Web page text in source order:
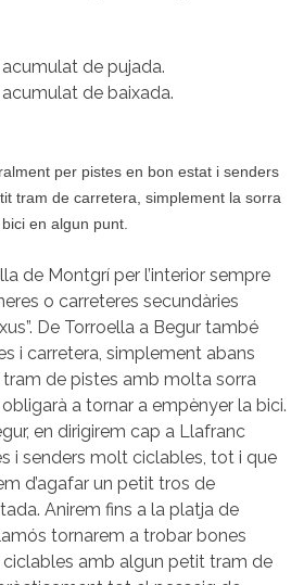
de pujada.
de baixada.
per pistes en bon estat i senders
tram de carretera, simplement la sorra
en algun punt.
de Montgrí per l’interior sempre
o carreteres secundàries
De Torroella a Begur també
i carretera, simplement abans
tram de pistes amb molta sorra
a tornar a empènyer la bici.
en dirigirem cap a Llafranc
i senders molt ciclables, tot i que
d’agafar un petit tros de
Anirem fins a la platja de
tornarem a trobar bones
amb algun petit tram de